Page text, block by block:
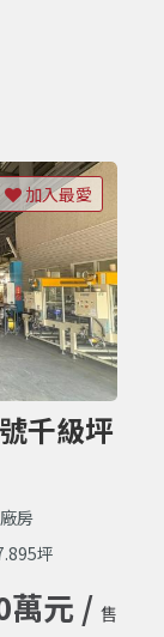
千級坪
房
坪
萬元 / 售
加入最愛